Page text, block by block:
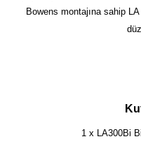
Bowens montajına sahip
1 x LA300Bi